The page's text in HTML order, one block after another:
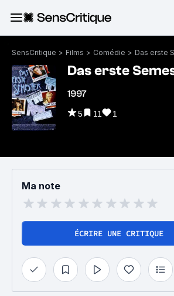
SensCritique > Films > Comédie > Das erste
Das erste
1997
5 11 1
Ma note
ÉCRIRE UNE CRITIQUE